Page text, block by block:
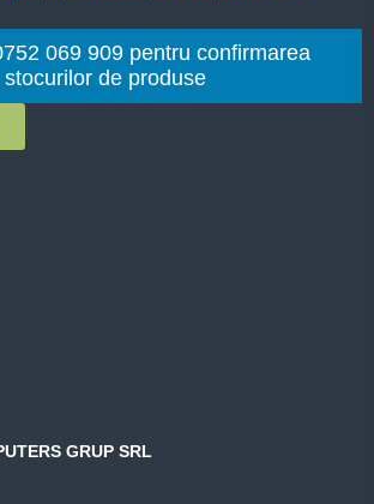
GRUP SRL
069 909 pentru confirmarea
stocurilor de produse